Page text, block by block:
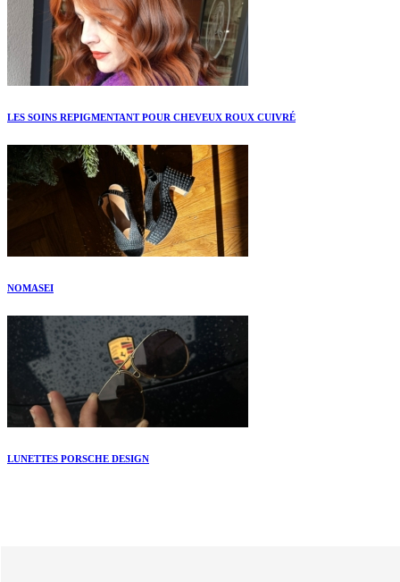
LES SOINS REPIGMENTANT POUR CHEVEUX ROUX CUIVRÉ
NOMASEI
LUNETTES PORSCHE DESIGN